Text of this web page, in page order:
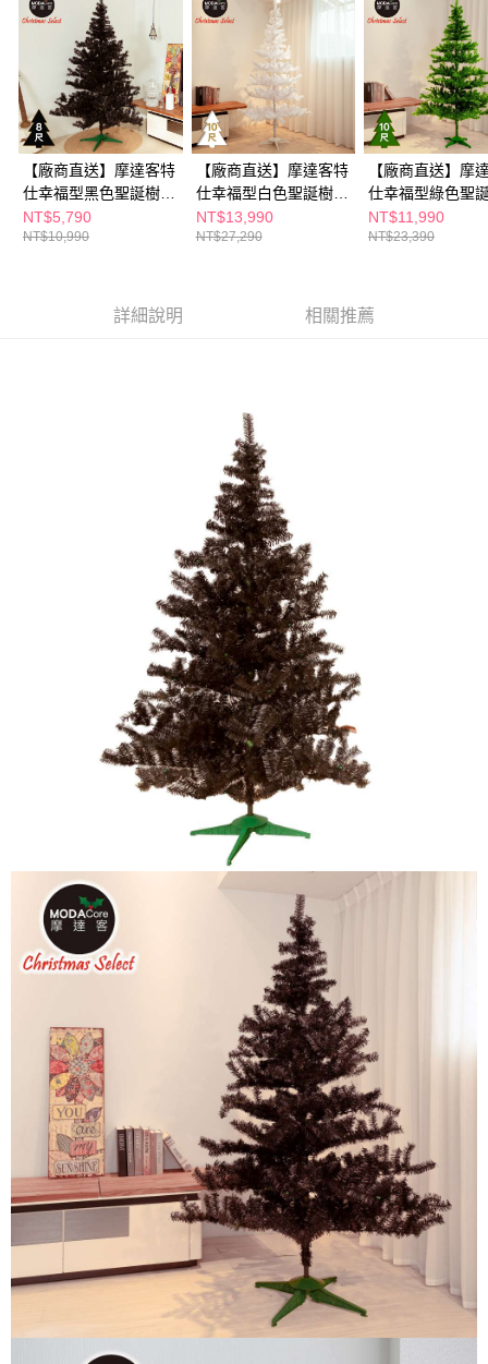
客戶支援中心」
https://netprotections.freshdesk.com/support/home
【注意事項】
１．透過由恩沛科技股份有限公司提供之「AFTEE先享後付」服務完成之交
易，需依本服務之必要範圍內提供個人資料，並將交易相關給付款項請求債
權轉讓予恩沛科技股份有限公司。
２．關於個人資料處理事宜，請瀏覽以下網址：
https://aftee.tw/terms/#terms3
３．未成年的使用者請事先徵得法定代理人或監護人之同意方可使用
「AFTEE先享後付」，若未經同意申辦者引起之損失，本公司不負相關責
４．使用「AFTEE先享後付」時，將依據個別帳號之用戶狀況，依本公司即
時審查核予不同之上限額度；若仍有額度不足之情形，本公司將視審查結果
恩沛科技股份有限公司將有權停止該用戶之使用額度並採取法律行動。
【廠商直送】摩達客特
仕幸福型黑色聖誕樹裸
樹-240cm
NT$5,790
NT$10,990
【廠商直送】摩達客特
仕幸福型白色聖誕樹裸
樹-300cm
NT$13,990
NT$27,290
【廠商直送】摩
仕幸福型綠色聖
樹-300cm
NT$11,990
NT$23,390
詳細說明 相關推薦